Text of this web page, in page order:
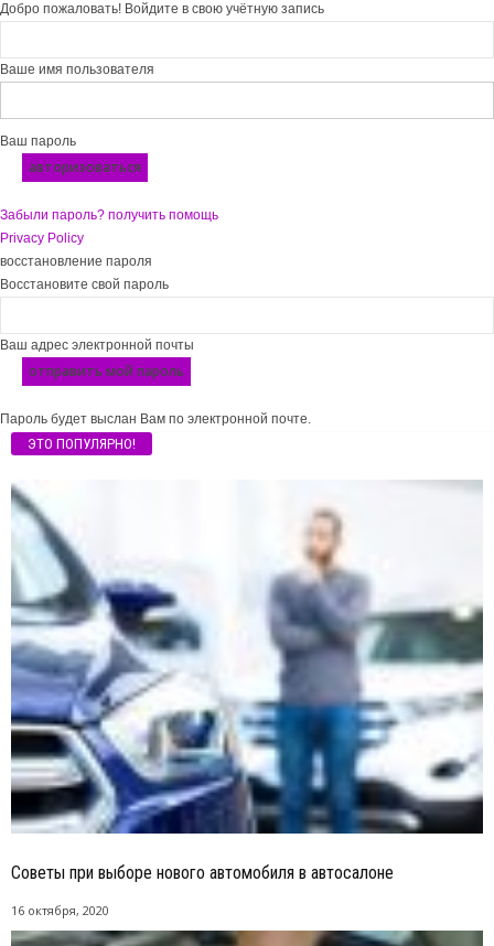
Добро пожаловать! Войдите в свою учётную запись
Ваше имя пользователя
Ваш пароль
Забыли пароль? получить помощь
Privacy Policy
восстановление пароля
Восстановите свой пароль
Ваш адрес электронной почты
Пароль будет выслан Вам по электронной почте.
ЭТО ПОПУЛЯРНО!
Советы при выборе нового автомобиля в автосалоне
16 октября, 2020